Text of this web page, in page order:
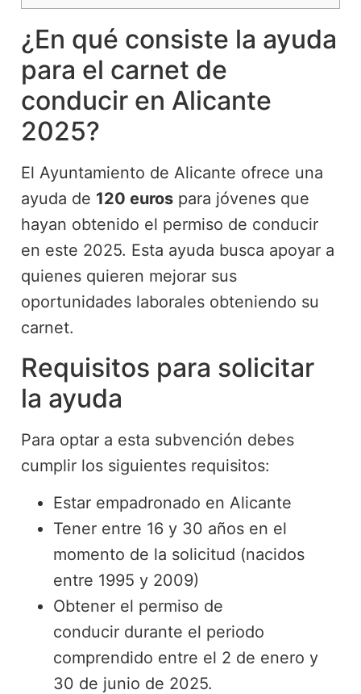
¿En qué consiste la ayuda
para el carnet de
conducir en Alicante
2025?
El Ayuntamiento de Alicante ofrece una
ayuda de 120 euros para jóvenes que
hayan obtenido el permiso de conducir
en este 2025. Esta ayuda busca apoyar a
quienes quieren mejorar sus
oportunidades laborales obteniendo su
carnet.
Requisitos para solicitar
la ayuda
Para optar a esta subvención debes
cumplir los siguientes requisitos:
Estar empadronado en Alicante
Tener entre 16 y 30 años en el
momento de la solicitud (nacidos
entre 1995 y 2009)
Obtener el permiso de
conducir durante el periodo
comprendido entre el 2 de enero y
30 de junio de 2025.